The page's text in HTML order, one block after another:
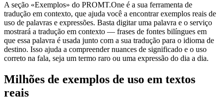
A seção «Exemplos» do PROMT.One é a sua ferramenta de
tradução em contexto, que ajuda você a encontrar exemplos reais de
uso de palavras e expressões. Basta digitar uma palavra e o serviço
mostrará a tradução em contexto — frases de fontes bilíngues em
que essa palavra é usada junto com a sua tradução para o idioma de
destino. Isso ajuda a compreender nuances de significado e o uso
correto na fala, seja um termo raro ou uma expressão do dia a dia.
Milhões de exemplos de uso em textos
reais